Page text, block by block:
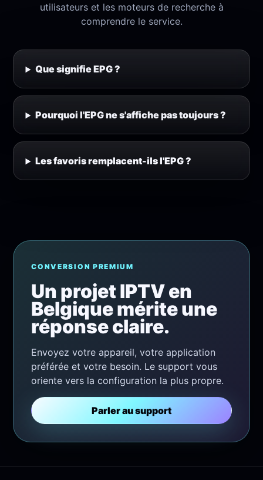
utilisateurs et les moteurs de recherche à
comprendre le service.
Que signifie EPG ?
Pourquoi l'EPG ne s'affiche pas toujours ?
Les favoris remplacent-ils l'EPG ?
CONVERSION PREMIUM
Un projet IPTV en
Belgique mérite une
réponse claire.
Envoyez votre appareil, votre application
préférée et votre besoin. Le support vous
oriente vers la configuration la plus propre.
Parler au support